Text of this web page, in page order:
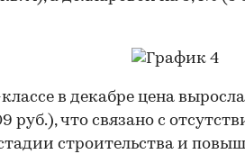
в декабре цена
руб.), что связано с
строительства и